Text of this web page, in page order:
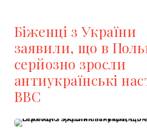
Біженці з України
заявили, що в
серйозно зросли
антиукраїнські
ВВС